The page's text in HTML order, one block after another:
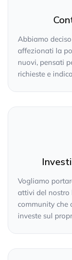
Abbiamo
affezionati la
nuovi, pensati
richieste e
Vogliamo
attivi del nostro
community che
investe sul